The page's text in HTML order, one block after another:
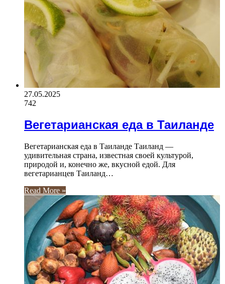
27.05.2025
742
Вегетарианская еда в Таиланде
Вегетарианская еда в Таиланде Таиланд —
удивительная страна, известная своей культурой,
природой и, конечно же, вкусной едой. Для
вегетарианцев Таиланд…
Read More »